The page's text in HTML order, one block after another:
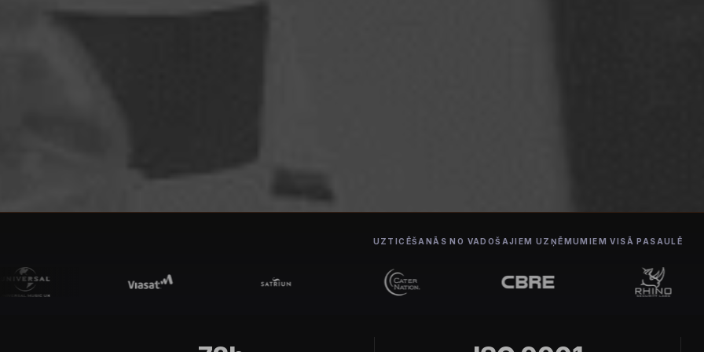
UZTICĒŠANĀS NO VADOŠAJIEM UZŅĒMUMIEM VISĀ PASAULĒ